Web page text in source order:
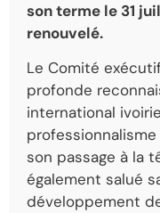
son terme le 31
renouvelé.
Le Comité
profonde
international
son passage à la
également salué
développement